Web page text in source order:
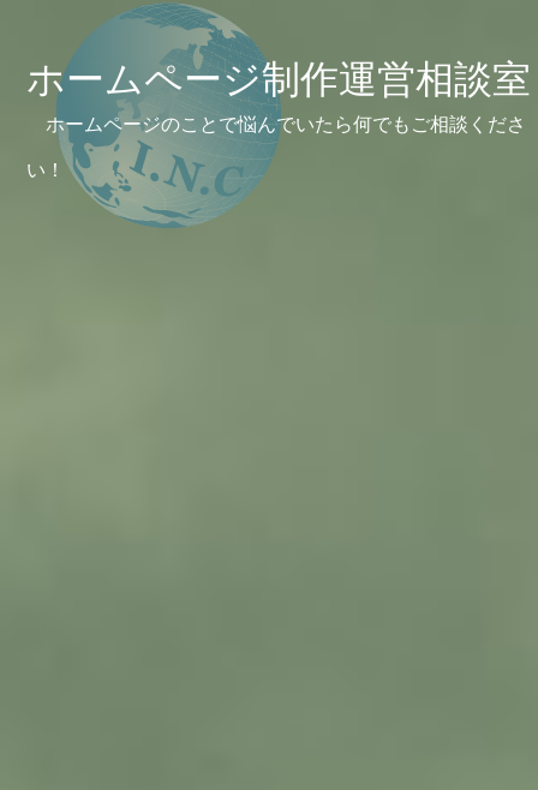
ホームページ制作運営相談室
ホームページのことで悩んでいたら何でもご相談くださ
い！